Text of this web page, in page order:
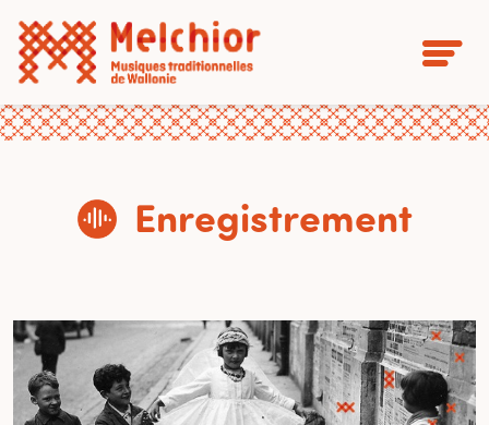
Enregistrement